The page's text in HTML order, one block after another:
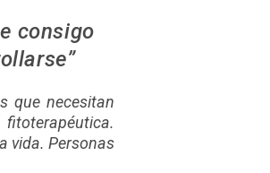
consigo
que necesitan
vida. Personas